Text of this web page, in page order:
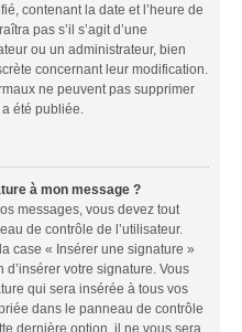
contenant la date et l’heure de
pas s’il s’agit d’une
ou un administrateur, bien
concernant leur modification.
ne peuvent pas supprimer
été publiée.
à mon message ?
messages, vous devez tout
de contrôle de l’utilisateur.
case « Insérer une signature »
votre signature. Vous
qui sera insérée à tous vos
dans le panneau de contrôle
dernière option, il ne vous sera